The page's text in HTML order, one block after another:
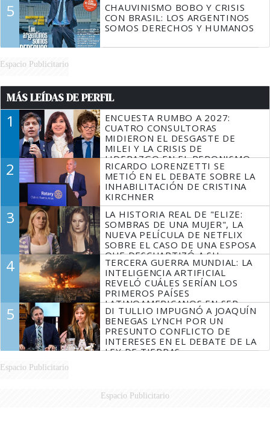
5
CHAUVINISMO BOBO Y CRISIS
CON BRASIL: LOS ARGENTINOS
SOMOS DERECHOS Y HUMANOS
Espacio Publicitario
MÁS LEÍDAS DE PERFIL
1
ENCUESTA RUMBO A 2027:
CUATRO CONSULTORAS
MIDIERON EL DESGASTE DE
MILEI Y LA CRISIS DE
LIDERAZGO EN EL PERONISMO
2
RICARDO LORENZETTI SE
METIÓ EN EL DEBATE SOBRE LA
INHABILITACIÓN DE CRISTINA
KIRCHNER
3
LA HISTORIA REAL DE "ELIZE:
SOMBRAS DE UNA MUJER", LA
NUEVA PELÍCULA DE NETFLIX
SOBRE EL CASO DE UNA ESPOSA
QUE DESCUARTIZÓ A SU
MARIDO
4
TERCERA GUERRA MUNDIAL: LA
INTELIGENCIA ARTIFICIAL
REVELÓ CUÁLES SERÍAN LOS
PRIMEROS PAÍSES
LATINOAMERICANOS EN SER
DERROTADOS
5
DI TULLIO IMPUGNÓ A JOAQUÍN
BENEGAS LYNCH POR UN
PRESUNTO CONFLICTO DE
INTERESES EN EL DEBATE DE LA
LEY DE TIERRAS
Espacio Publicitario
Espacio Publicitario